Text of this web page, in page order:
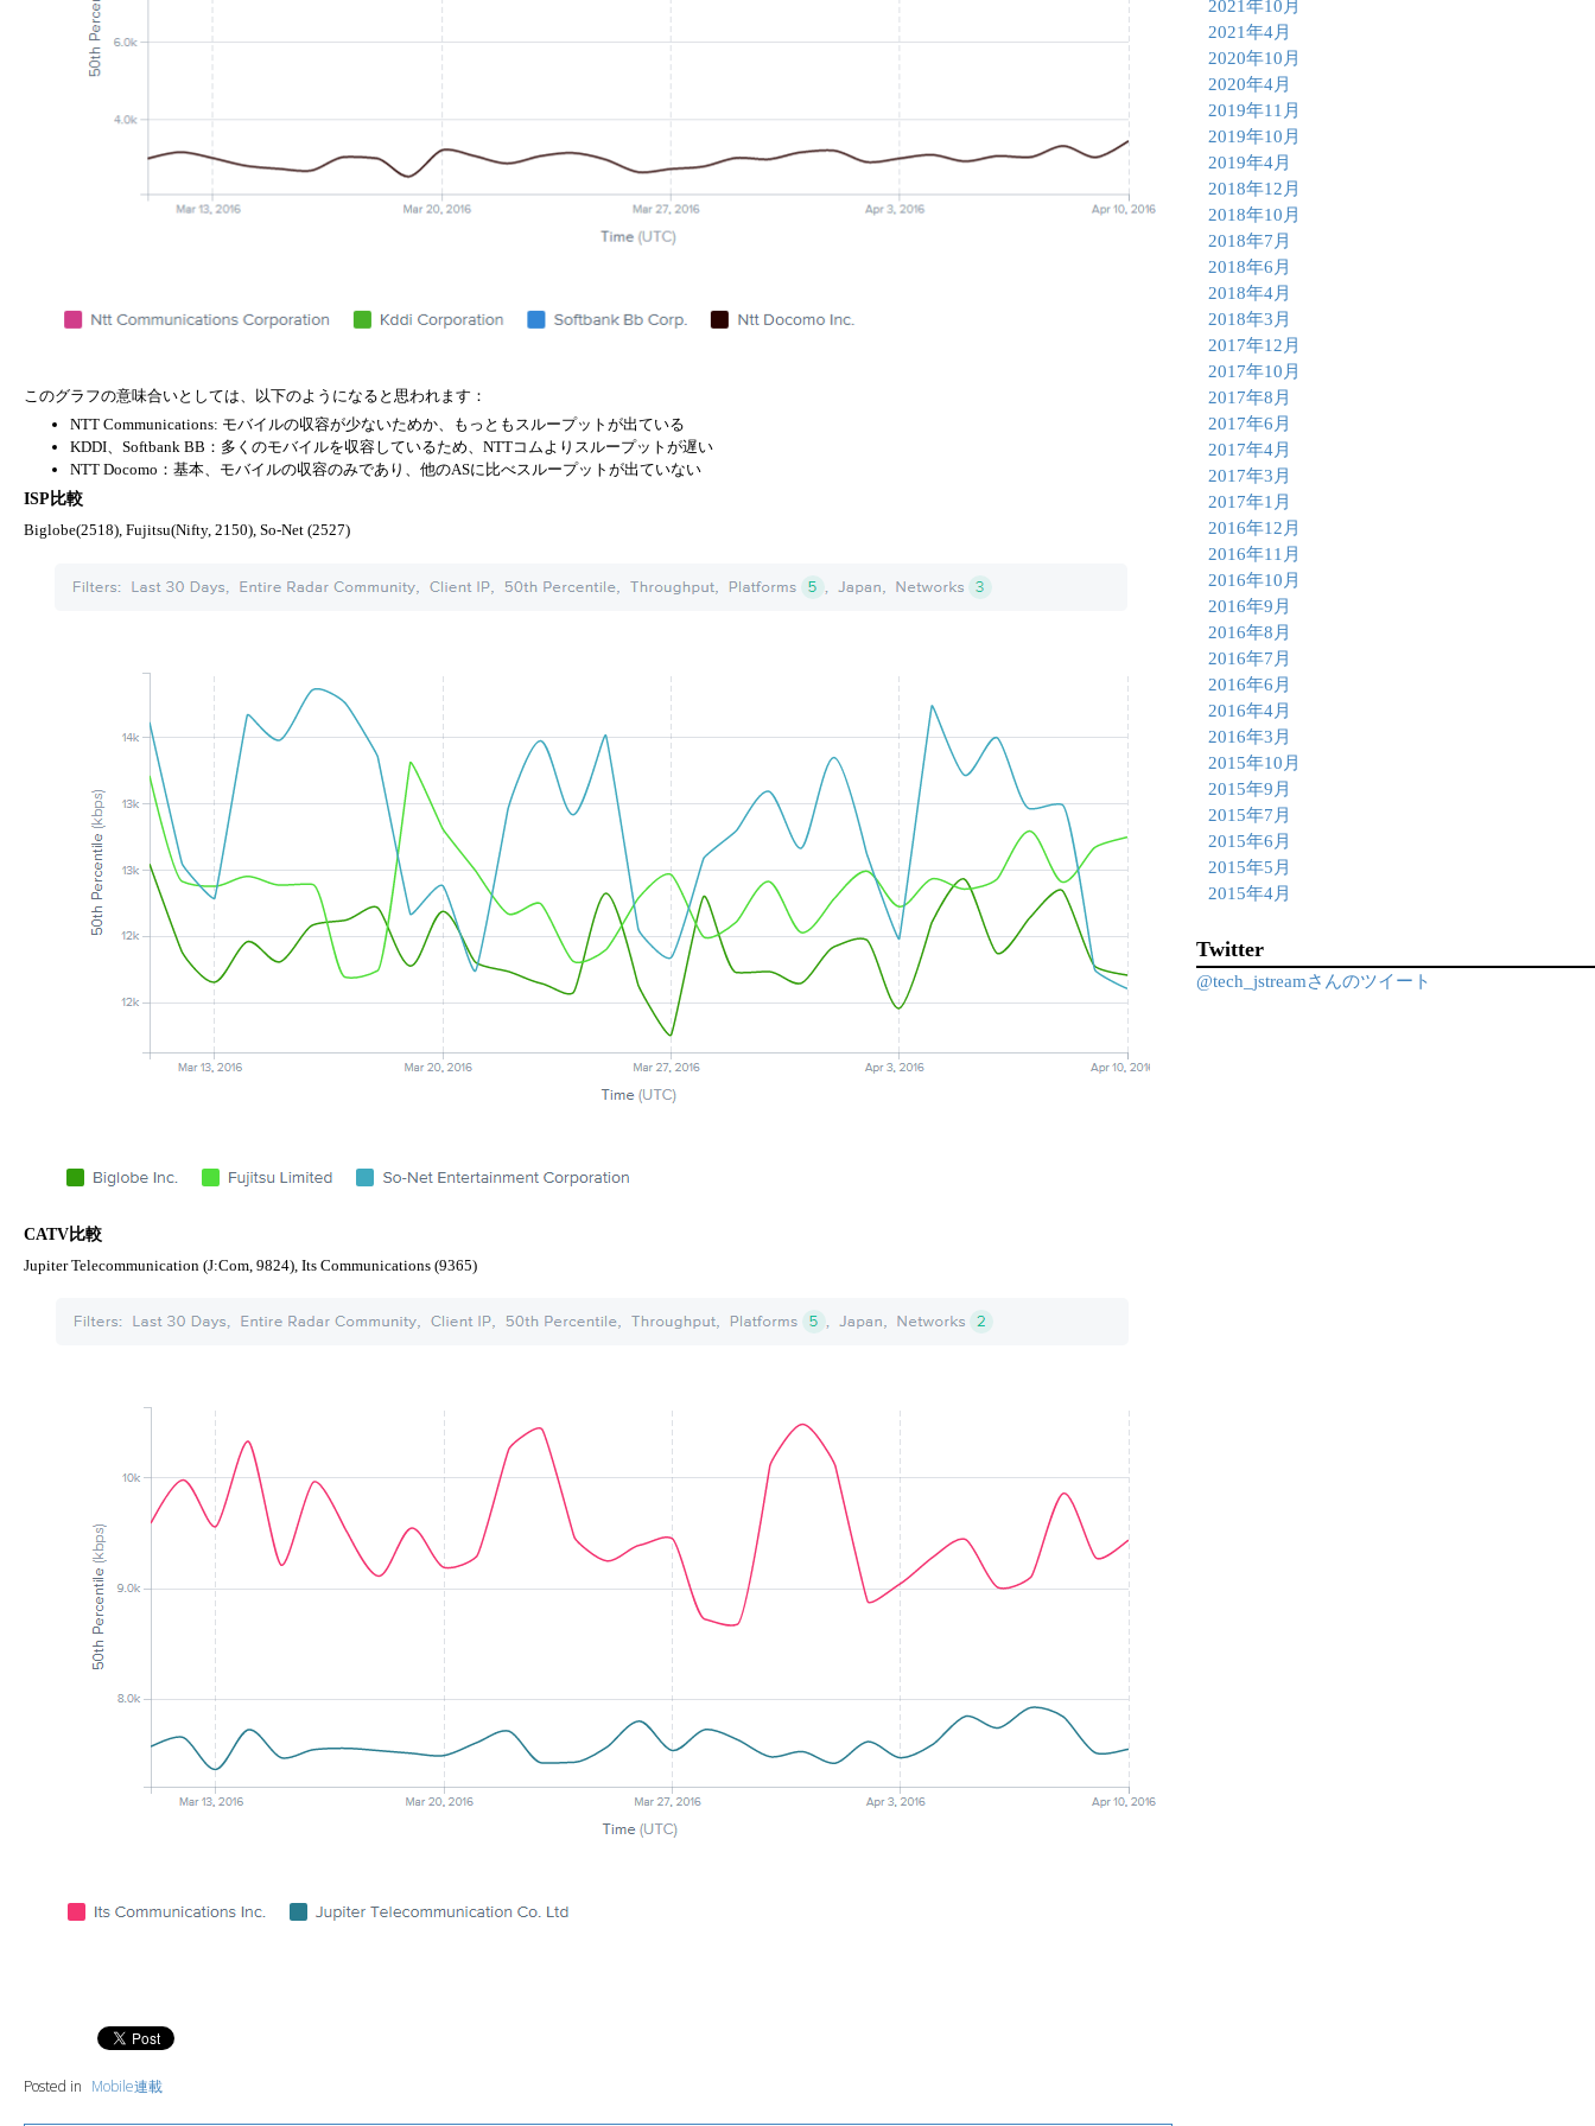
このグラフの意味合いとしては、以下のようになると思われます：
NTT Communications: モバイルの収容が少ないためか、もっともスループットが出ている
KDDI、Softbank BB：多くのモバイルを収容しているため、NTTコムよりスループットが遅い
NTT Docomo：基本、モバイルの収容のみであり、他のASに比べスループットが出ていない
ISP比較
Biglobe(2518), Fujitsu(Nifty, 2150), So-Net (2527)
CATV比較
Jupiter Telecommunication (J:Com, 9824), Its Communications (9365)
Posted in Mobile連載
2021年10月
2021年4月
2020年10月
2020年4月
2019年11月
2019年10月
2019年4月
2018年12月
2018年10月
2018年7月
2018年6月
2018年4月
2018年3月
2017年12月
2017年10月
2017年8月
2017年6月
2017年4月
2017年3月
2017年1月
2016年12月
2016年11月
2016年10月
2016年9月
2016年8月
2016年7月
2016年6月
2016年4月
2016年3月
2015年10月
2015年9月
2015年7月
2015年6月
2015年5月
2015年4月
Twitter
@tech_jstreamさんのツイート